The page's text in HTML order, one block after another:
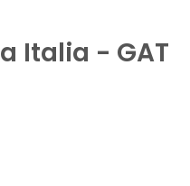
Italia - GAT